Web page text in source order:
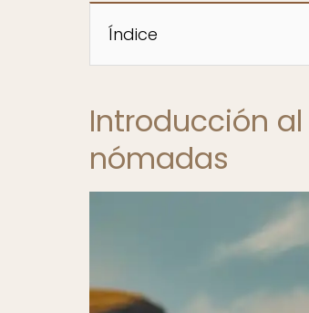
Índice
Introducción
nómadas